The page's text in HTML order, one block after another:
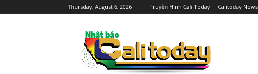
Thursday, August 6, 2026 Truyền Hình Cali Today Calitoday News